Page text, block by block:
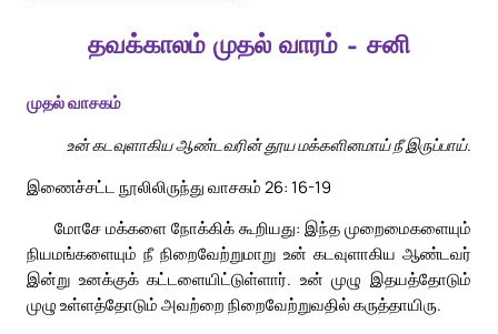
தவக்காலம் முதல் வாரம் – சனி
முதல் வாசகம்
உன் கடவுளாகிய ஆண்டவரின் தூய மக்களினமாய் நீ இருப்பாய்.
இணைச்சட்ட நூலிலிருந்து வாசகம் 26: 16-19
மோசே மக்களை நோக்கிக் கூறியது: இந்த முறைமைகளையும்
நியமங்களையும் நீ நிறைவேற்றுமாறு உன் கடவுளாகிய ஆண்டவர்
இன்று உனக்குக் கட்டளையிட்டுள்ளார். உன் முழு இதயத்தோடும்
முழு உள்ளத்தோடும் அவற்றை நிறைவேற்றுவதில் கருத்தாயிரு.